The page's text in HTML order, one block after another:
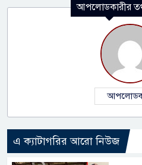
আপলোডকারীর
এ ক্যাটাগরির আরো নিউজ